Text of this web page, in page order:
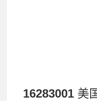
16283001 美